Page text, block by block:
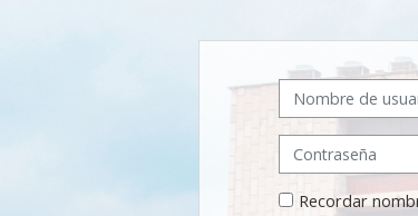
Nombre de usuario
Contraseña
Recordar